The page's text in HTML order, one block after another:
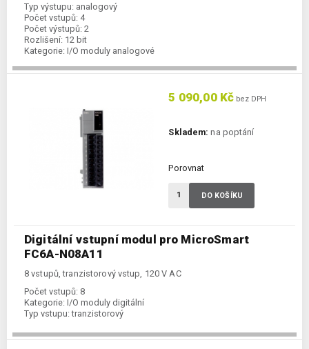
Typ výstupu: analogový
Počet vstupů: 4
Počet výstupů: 2
Rozlišení: 12 bit
Kategorie: I/O moduly analogové
Digitální vstupní modul pro MicroSmart
FC6A-N08A11
8 vstupů, tranzistorový vstup, 120 V AC
Počet vstupů: 8
Kategorie: I/O moduly digitální
Typ vstupu: tranzistorový
5 090,00 Kč bez DPH
Skladem: na poptání
Porovnat
DO KOŠÍKU